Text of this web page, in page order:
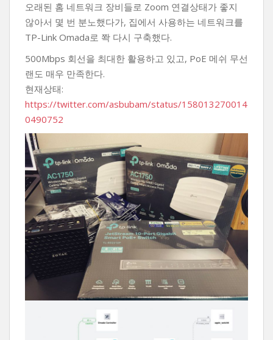
오래된 홈 네트워크 장비들로 Zoom 연결상태가 좋지
않아서 몇 번 분노했다가, 집에서 사용하는 네트워크를
TP-Link Omada로 쫙 다시 구축했다.
500Mbps 회선을 최대한 활용하고 있고, PoE 메쉬 무선
랜도 매우 만족한다.
현재상태:
https://twitter.com/asbubam/status/158013270014
0490752